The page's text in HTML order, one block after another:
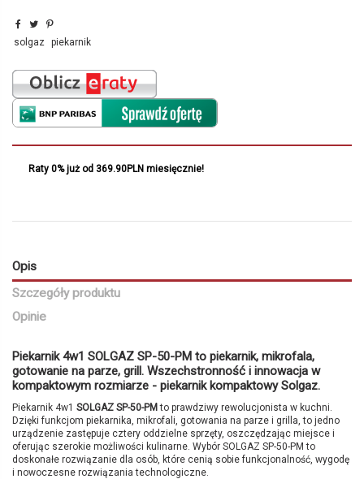
solgaz piekarnik
Raty 0% już od 369.90PLN miesięcznie!
Opis
Szczegóły produktu
Opinie
Piekarnik 4w1 SOLGAZ SP-50-PM to piekarnik, mikrofala,
gotowanie na parze, grill. Wszechstronność i innowacja w
kompaktowym rozmiarze - piekarnik kompaktowy Solgaz.
Piekarnik 4w1 SOLGAZ SP-50-PMto prawdziwy rewolucjonista w kuchni.
Dzięki funkcjom piekarnika, mikrofali, gotowania na parze i grilla, to jedno
urządzenie zastępuje cztery oddzielne sprzęty, oszczędzając miejsce i
oferując szerokie możliwości kulinarne. Wybór SOLGAZ SP-50-PM to
doskonałe rozwiązanie dla osób, które cenią sobie funkcjonalność, wygodę
i nowoczesne rozwiązania technologiczne.